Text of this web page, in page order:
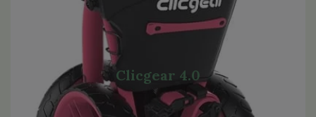
Clicgear 4.0